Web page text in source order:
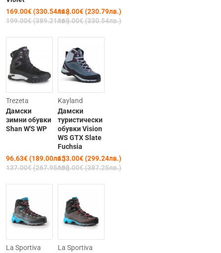
169.00€ (330.54лв.)
199.00€ (389.21лв.)
118.00€ (230.79лв.)
169.00€ (330.54лв.)
Trezeta
Дамски
зимни обувки
Shan W'S WP
96.63€ (189.00лв.)
137.00€ (267.95лв.)
Kayland
Дамски
туристически
обувки Vision
WS GTX Slate
Fuchsia
153.00€ (299.24лв.)
198.00€ (387.25лв.)
-20%
La Sportiva
-20%
La Sportiva